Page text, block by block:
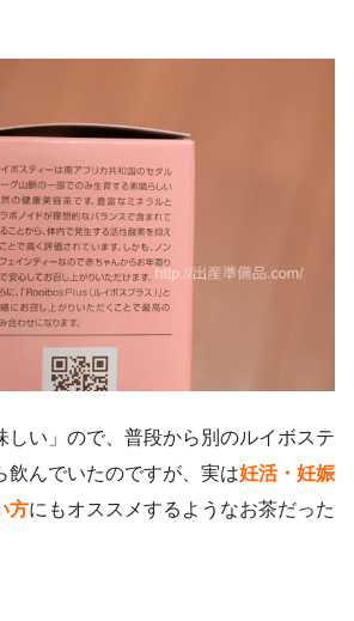
しい」ので、普段から別のルイボステ
飲んでいたのですが、実は妊活・妊娠
方にもオススメするようなお茶だった